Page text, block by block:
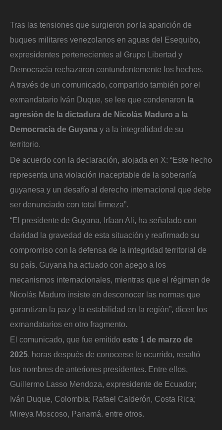
Tras las tensiones que surgieron por la aparición de
buques militares venezolanos en aguas del Esequibo,
expresidentes pertenecientes al Grupo Libertad y
Democracia rechazaron contundentemente los hechos.
A través de un comunicado, compartido también por el
exmandatario Iván Duque, se lee que condenaron la
agresión de la dictadura de Nicolás Maduro a la
Democracia de Guyana y a la integralidad de su
territorio.
De acuerdo con la declaración, alojada en X: “Este hecho
representa una violación inaceptable de la soberanía
guyanesa y un desafío al derecho internacional que debe
ser denunciado con total firmeza”.
“El presidente de Guyana, Irfaan Ali, ha señalado con
claridad la gravedad de esta situación y reafirmado su
compromiso con la defensa de la integridad territorial de
su país. Guyana ha actuado con apego a los
mecanismos internacionales, mientras que el régimen de
Nicolás Maduro insiste en desconocer las normas que
garantizan la paz y la estabilidad en la región”, dicen los
exmandatarios en otro fragmento.
El comunicado, que fue emitido este 1 de marzo de
2025, horas después de conocerse lo ocurrido, resaltó
los nombres de anteriores presidentes. Entre ellos,
Guillermo Lasso Mendoza, expresidente de Ecuador;
Iván Duque, Colombia; Rafael Calderón, Costa Rica;
Mireya Moscoso, Panamá. entre otros.